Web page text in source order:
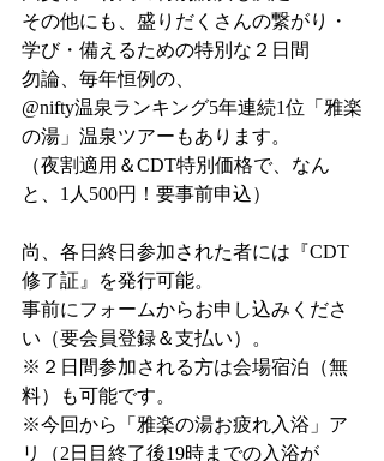
その他にも、盛りだくさんの繋がり・
学び・備えるための特別な２日間
勿論、毎年恒例の、
@nifty温泉ランキング5年連続1位「雅楽
の湯」温泉ツアーもあります。
（夜割適用＆CDT特別価格で、なん
と、1人500円！要事前申込）
尚、各日終日参加された者には『CDT
修了証』を発行可能。
事前にフォームからお申し込みくださ
い（要会員登録＆支払い）。
※２日間参加される方は会場宿泊（無
料）も可能です。
※今回から「雅楽の湯お疲れ入浴」ア
リ（2日目終了後19時までの入浴が